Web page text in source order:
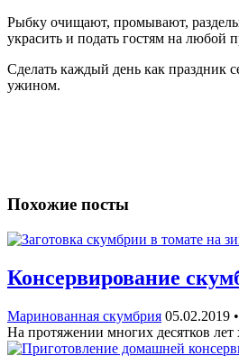
Рыбку очищают, промывают,
украсить и подать гостям на любой
Сделать каждый день как праздник
ужином.
Похожие посты
Консервирование
Маринованная скумбрия 05.02.2019 •
На протяжении многих десятков